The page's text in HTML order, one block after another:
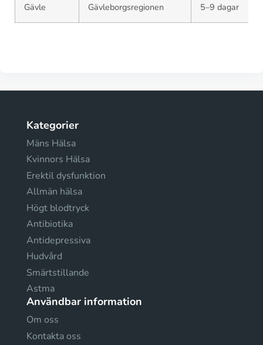
Gävle Gävleborgsregionen 5–9 dagar
Kategorier
Mäns Hälsa
Kvinnors Hälsa
Erektil dysfunktion
Allmän hälsa
Högt blodtryck
Antibiotika
Antidepressiva
Hudvård
Smärtstillande
Astma
Användbar information
Om oss
Kontakta oss